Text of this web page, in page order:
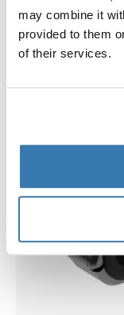
may combine it
provided to them
of their services.